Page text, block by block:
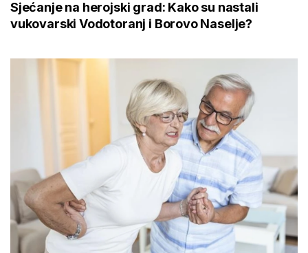
Sjećanje na herojski grad: Kako su nastali
vukovarski Vodotoranj i Borovo Naselje?